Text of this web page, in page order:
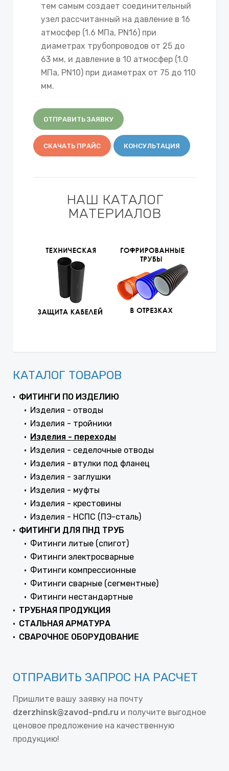
тем самым создает соединительный
узел рассчитанный на давление в 16
атмосфер (1.6 МПа, PN16) при
диаметрах трубопроводов от 25 до
63 мм, и давление в 10 атмосфер (1.0
МПа, PN10) при диаметрах от 75 до 110
мм.
ОТПРАВИТЬ ЗАЯВКУ
СКАЧАТЬ ПРАЙС КОНСУЛЬТАЦИЯ
НАШ КАТАЛОГ
МАТЕРИАЛОВ
КАТАЛОГ ТОВАРОВ
ФИТИНГИ ПО ИЗДЕЛИЮ
Изделия - отводы
Изделия - тройники
Изделия - переходы
Изделия - седелочные отводы
Изделия - втулки под фланец
Изделия - заглушки
Изделия - муфты
Изделия - крестовины
Изделия - НСПС (ПЭ-сталь)
ФИТИНГИ ДЛЯ ПНД ТРУБ
Фитинги литые (спигот)
Фитинги электросварные
Фитинги компрессионные
Фитинги сварные (сегментные)
Фитинги нестандартные
ТРУБНАЯ ПРОДУКЦИЯ
СТАЛЬНАЯ АРМАТУРА
СВАРОЧНОЕ ОБОРУДОВАНИЕ
ОТПРАВИТЬ ЗАПРОС НА РАСЧЕТ
Пришлите вашу заявку на почту
dzerzhinsk@zavod-pnd.ru и получите выгодное
ценовое предложение на качественную
продукцию!